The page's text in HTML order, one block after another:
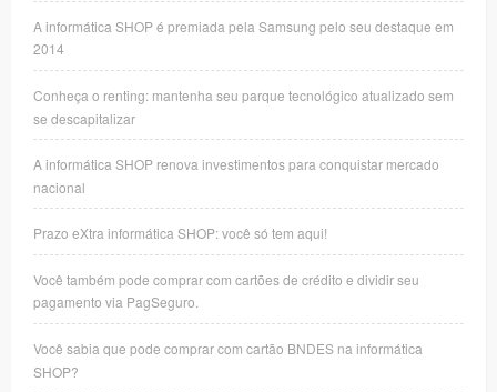
A informática SHOP é premiada pela Samsung pelo seu destaque em
2014
Conheça o renting: mantenha seu parque tecnológico atualizado sem
se descapitalizar
A informática SHOP renova investimentos para conquistar mercado
nacional
Prazo eXtra informática SHOP: você só tem aqui!
Você também pode comprar com cartões de crédito e dividir seu
pagamento via PagSeguro.
Você sabia que pode comprar com cartão BNDES na informática
SHOP?